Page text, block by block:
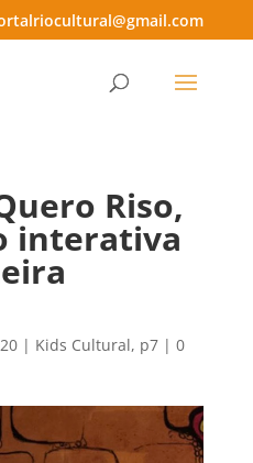
Riso,
interativa
| Kids Cultural, p7| 0